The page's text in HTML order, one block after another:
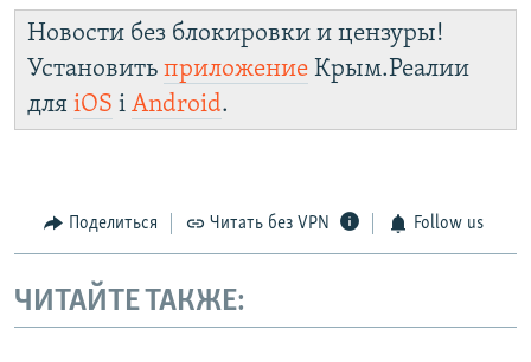
Новости без блокировки и цензуры!
Установить приложение Крым.Реалии
для iOS і Android.
Поделиться Читать без VPN Follow us
ЧИТАЙТЕ ТАКЖЕ: